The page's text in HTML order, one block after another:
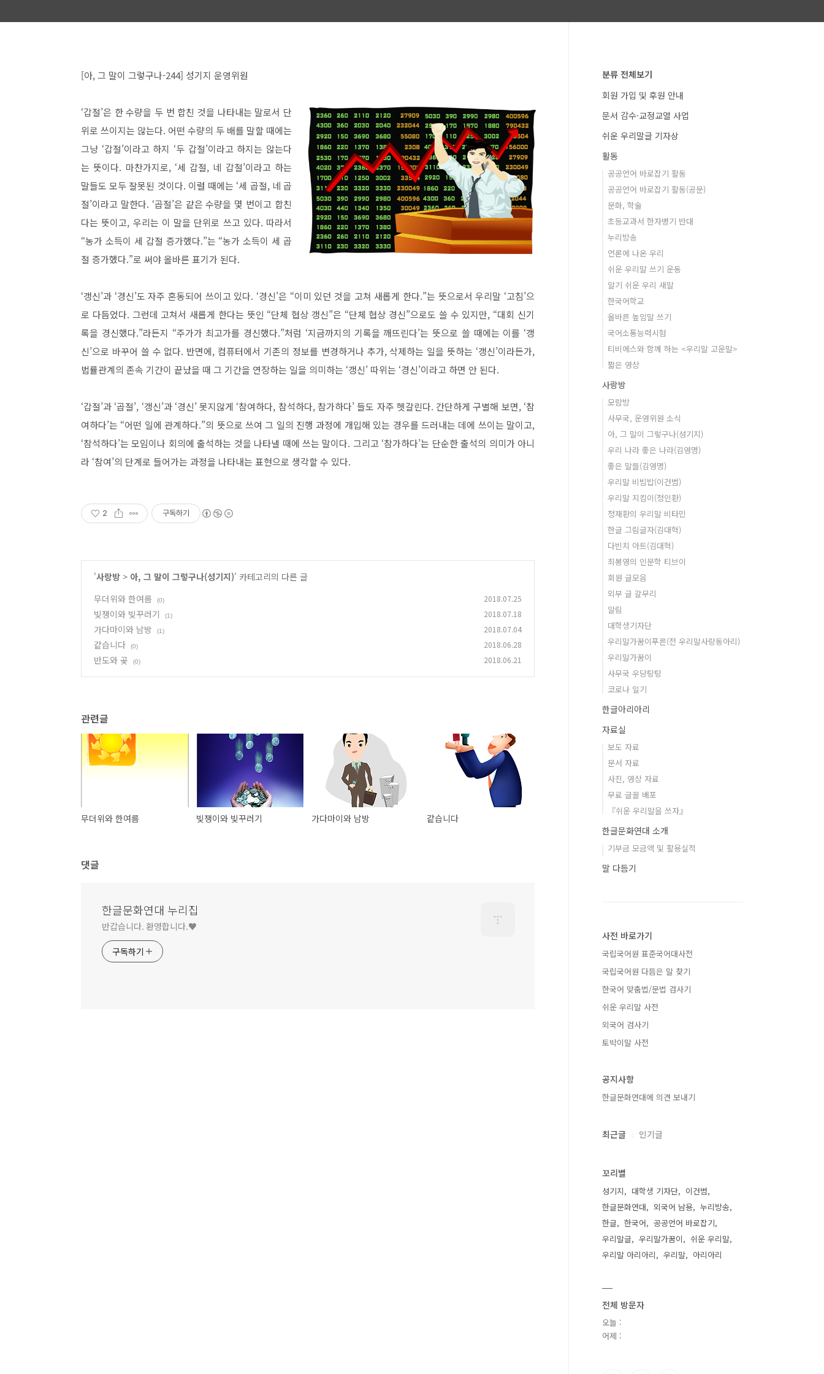
[아, 그 말이 그렇구나-244] 성기지 운영위원
‘갑절’은 한 수량을 두 번 합친 것을 나타내는 말로서 단
위로 쓰이지는 않는다. 어떤 수량의 두 배를 말할 때에는
그냥 ‘갑절’이라고 하지 ‘두 갑절’이라고 하지는 않는다
는 뜻이다. 마찬가지로, ‘세 갑절, 네 갑절’이라고 하는
말들도 모두 잘못된 것이다. 이럴 때에는 ‘세 곱절, 네 곱
절’이라고 말한다. ‘곱절’은 같은 수량을 몇 번이고 합친
다는 뜻이고, 우리는 이 말을 단위로 쓰고 있다. 따라서
“농가 소득이 세 갑절 증가했다.”는 “농가 소득이 세 곱
절 증가했다.”로 써야 올바른 표기가 된다.
‘갱신’과 ‘경신’도 자주 혼동되어 쓰이고 있다. ‘경신’은 “이미 있던 것을 고쳐 새롭게 한다.”는 뜻으로서 우리말 ‘고침’으
로 다듬었다. 그런데 고쳐서 새롭게 한다는 뜻인 “단체 협상 갱신”은 “단체 협상 경신”으로도 쓸 수 있지만, “대회 신기
록을 경신했다.”라든지 “주가가 최고가를 경신했다.”처럼 ‘지금까지의 기록을 깨뜨린다’는 뜻으로 쓸 때에는 이를 ‘갱
신’으로 바꾸어 쓸 수 없다. 반면에, 컴퓨터에서 기존의 정보를 변경하거나 추가, 삭제하는 일을 뜻하는 ‘갱신’이라든가,
법률관계의 존속 기간이 끝났을 때 그 기간을 연장하는 일을 의미하는 ‘갱신’ 따위는 ‘경신’이라고 하면 안 된다.
‘갑절’과 ‘곱절’, ‘갱신’과 ‘경신’ 못지않게 ‘참여하다, 참석하다, 참가하다’ 들도 자주 헷갈린다. 간단하게 구별해 보면, ‘참
여하다’는 “어떤 일에 관계하다.”의 뜻으로 쓰여 그 일의 진행 과정에 개입해 있는 경우를 드러내는 데에 쓰이는 말이고,
‘참석하다’는 모임이나 회의에 출석하는 것을 나타낼 때에 쓰는 말이다. 그리고 ‘참가하다’는 단순한 출석의 의미가 아니
라 ‘참여’의 단계로 들어가는 과정을 나타내는 표현으로 생각할 수 있다.
2 구독하기
'사랑방 > 아, 그 말이 그렇구나(성기지)' 카테고리의 다른 글
무더위와 한여름
(0) 2018.07.25
빚쟁이와 빚꾸러기 (1) 2018.07.18
가다마이와 남방 (1) 2018.07.04
같습니다 (0) 2018.06.28
반도와 곶 (0) 2018.06.21
관련글
무더위와 한여름 빚쟁이와 빚꾸러기 가다마이와 남방 같습니다
댓글
한글문화연대 누리집
반갑습니다. 환영합니다.♥
구독하기
분류 전체보기
회원 가입 및 후원 안내
문서 감수·교정교열 사업
쉬운 우리말글 기자상
활동
공공언어 바로잡기 활동
공공언어 바로잡기 활동(공문)
문화, 학술
초등교과서 한자병기 반대
누리방송
언론에 나온 우리
쉬운 우리말 쓰기 운동
알기 쉬운 우리 새말
한국어학교
올바른 높임말 쓰기
국어소통능력시험
티비에스와 함께 하는 <우리말 고운말>
짧은 영상
사랑방
모람방
사무국, 운영위원 소식
아, 그 말이 그렇구나(성기지)
우리 나라 좋은 나라(김영명)
좋은 말들(김영명)
우리말 비빔밥(이건범)
우리말 지킴이(정인환)
정재환의 우리말 비타민
한글 그림글자(김대혁)
다빈치 아트(김대혁)
최봉영의 인문학 티브이
회원 글모음
외부 글 갈무리
알림
대학생기자단
우리말가꿈이푸른(전 우리말사랑동아리)
우리말가꿈이
사무국 우당탕탕
코로나 일기
한글아리아리
자료실
보도 자료
문서 자료
사진, 영상 자료
무료 글꼴 배포
『쉬운 우리말을 쓰자』
한글문화연대 소개
기부금 모금액 및 활용실적
말 다듬기
사전 바로가기
국립국어원 표준국어대사전
국립국어원 다듬은 말 찾기
한국어 맞춤법/문법 검사기
쉬운 우리말 사전
외국어 검사기
토박이말 사전
공지사항
한글문화연대에 의견 보내기
최근글 인기글
꼬리별
성기지 대학생 기자단
이건범
한글문화연대
외국어 남용
누리방송
한글
한국어
공공언어 바로잡기
우리말글
우리말가꿈이
쉬운 우리말
우리말 아리아리
우리말 아리아리
전체 방문자
오늘 :
어제 :